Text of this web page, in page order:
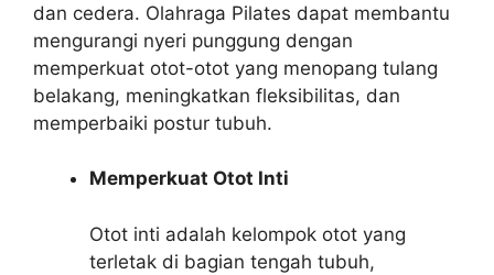
dan cedera. Olahraga Pilates dapat membantu
mengurangi nyeri punggung dengan
memperkuat otot-otot yang menopang tulang
belakang, meningkatkan fleksibilitas, dan
memperbaiki postur tubuh.
Memperkuat Otot Inti
Otot inti adalah kelompok otot yang
terletak di bagian tengah tubuh,